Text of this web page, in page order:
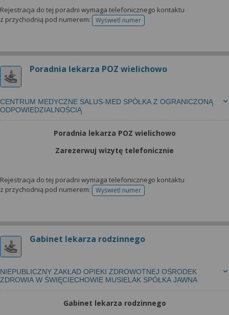
Rejestracja do tej poradni wymaga telefonicznego kontaktu
z przychodnią pod numerem:
Wyświetl numertelefonu do rejestracji
Poradnia lekarza POZ wielichowo
CENTRUM MEDYCZNE SALUS-MED SPÓŁKA Z OGRANICZONĄ
ODPOWIEDZIALNOŚCIĄ
Poradnia lekarza POZ wielichowo
Zarezerwuj wizytę telefonicznie
Rejestracja do tej poradni wymaga telefonicznego kontaktu
z przychodnią pod numerem:
Wyświetl numertelefonu do rejestracji
Gabinet lekarza rodzinnego
NIEPUBLICZNY ZAKŁAD OPIEKI ZDROWOTNEJ OŚRODEK
ZDROWIA W ŚWIĘCIECHOWIE MUSIELAK SPÓŁKA JAWNA
Gabinet lekarza rodzinnego